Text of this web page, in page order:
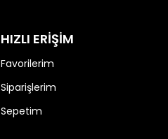
HIZLI ERİŞİM
Favorilerim
Siparişlerim
Sepetim